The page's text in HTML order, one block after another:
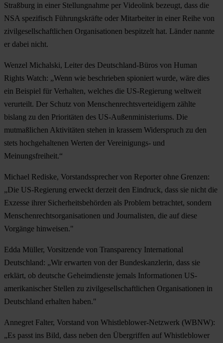
Straßburg in einer Stellungnahme per Videolink bezeugt, dass die
NSA spezifisch Führungskräfte oder Mitarbeiter in einer Reihe von
zivilgesellschaftlichen Organisationen bespitzelt hat. Länder nannte
er dabei nicht.
Wenzel Michalski, Leiter des Deutschland-Büros von Human
Rights Watch: „Wenn wie beschrieben spioniert wurde, wäre dies
ein Beispiel für Verhalten, welches die US-Regierung weltweit
verurteilt. Der Schutz von Menschenrechtsverteidigern zählte
bislang zu den Prioritäten des US-Außenministeriums. Die
mutmaßlichen Aktivitäten stehen in krassem Widerspruch zu den
stets hochgehaltenen Werten der Vereinigungs- und
Meinungsfreiheit.“
Michael Rediske, Vorstandssprecher von Reporter ohne Grenzen:
„Die US-Regierung erweckt derzeit den Eindruck, dass sie nicht die
Exzesse ihrer Sicherheitsbehörden als Problem betrachtet, sondern
Menschenrechtsorganisationen und Journalisten, die auf diese
Vorgänge hinweisen."
Edda Müller, Vorsitzende von Transparency International
Deutschland: „Wir erwarten von der Bundeskanzlerin, dass sie
erklärt, ob deutsche Geheimdienste jemals Informationen US-
amerikanischer Stellen zu zivilgesellschaftlichen Organisationen in
Deutschland erhalten haben."
Annegret Falter, Vorstand von Whistleblower-Netzwerk (WBNW):
„Es passt ins Bild, dass neben den Übergriffen auf Whistleblower